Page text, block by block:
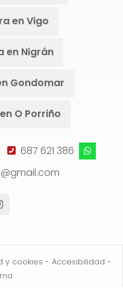
en Vigo
en Nigrán
Gondomar
O Porriño
687 621 386
y cookies - Accesibilidad -